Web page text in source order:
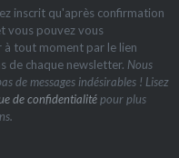
inscrit qu'après confirmation
vous pouvez vous
à tout moment par le lien
de chaque newsletter. Nous
de messages indésirables ! Lisez
de confidentialitépour plus